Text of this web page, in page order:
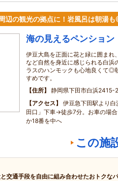
辺の観光の拠点に！岩風呂は朝湯
海の見えるペンショ
伊豆大島を正面に花と緑に囲まれ
など自然を身近に感じられる白浜
ラスのハンモックも心地良くて◎
すめです。
住所
静岡県下田市白浜2415-2
アクセス
伊豆急下田駅より
田口」下車→徒歩7分。お車の場
か18番を中へ
この施
交通手段を自由に組み合わせたおトクな